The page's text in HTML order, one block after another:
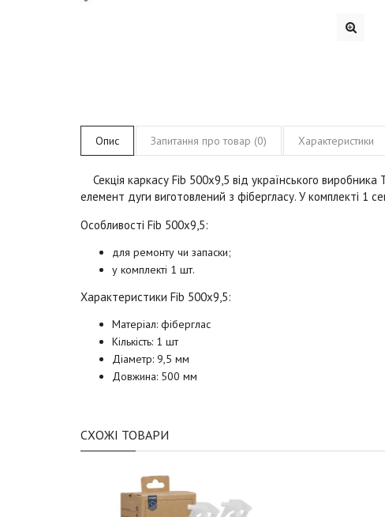
Опис Запитання про товар (0) Характеристики
Секція каркасу Fib 500x9,5 від українського виробника
елемент дуги виготовлений з фібергласу. У комплекті 1
Особливості Fib 500x9,5:
для ремонту чи запаски;
у комплекті 1 шт.
Характеристики Fib 500x9,5:
Матеріал: фіберглас
Кількість: 1 шт
Діаметр: 9,5 мм
Довжина: 500 мм
СХОЖІ ТОВАРИ